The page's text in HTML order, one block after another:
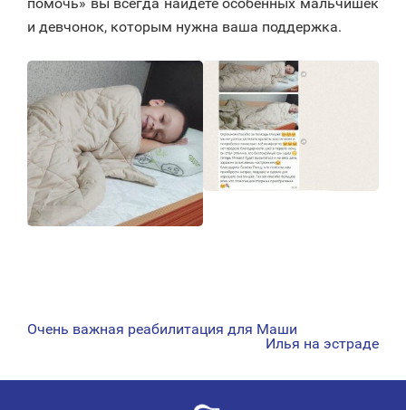
помочь» вы всегда найдёте особенных мальчишек
и девчонок, которым нужна ваша поддержка.
НАВИГАЦИЯ
Очень важная реабилитация для Маши
Илья на эстраде